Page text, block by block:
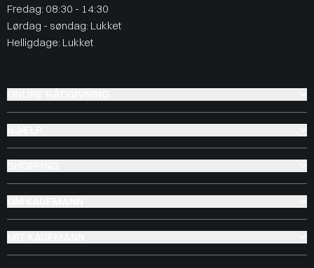
Fredag: 08:30 - 14:30
Lørdag - søndag: Lukket
Helligdage: Lukket